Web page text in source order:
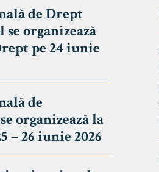
de Drept
organizează
pe 24 iunie
de
organizează la
– 26 iunie 2026